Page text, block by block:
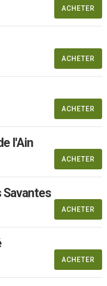
ACHETER
ACHETER
ACHETER
l'Ain
ACHETER
Savantes
ACHETER
ACHETER